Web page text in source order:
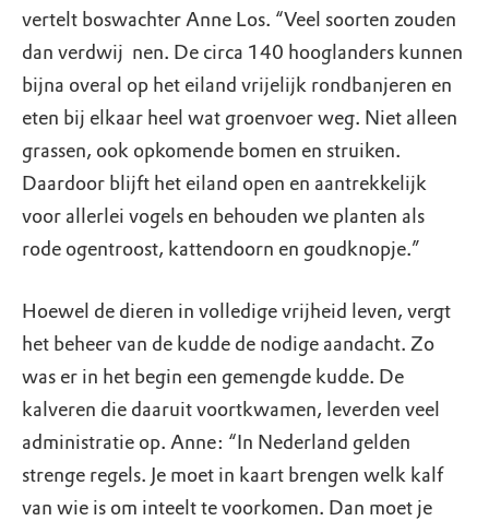
vertelt boswachter Anne Los. “Veel soorten zouden
dan verdwij ­ nen. De circa 140 hooglanders kunnen
bijna overal op het eiland vrijelijk rondbanjeren en
eten bij elkaar heel wat groenvoer weg. Niet alleen
grassen, ook opkomende bomen en struiken.
Daardoor blijft het eiland open en aantrekkelijk
voor allerlei vogels en behouden we planten als
rode ogentroost, kattendoorn en goudknopje.”
Hoewel de dieren in volledige vrijheid leven, vergt
het beheer van de kudde de nodige aandacht. Zo
was er in het begin een gemengde kudde. De
kalveren die daaruit voortkwamen, leverden veel
administratie op. Anne: “In Nederland gelden
strenge regels. Je moet in kaart brengen welk kalf
van wie is om inteelt te voorkomen. Dan moet je